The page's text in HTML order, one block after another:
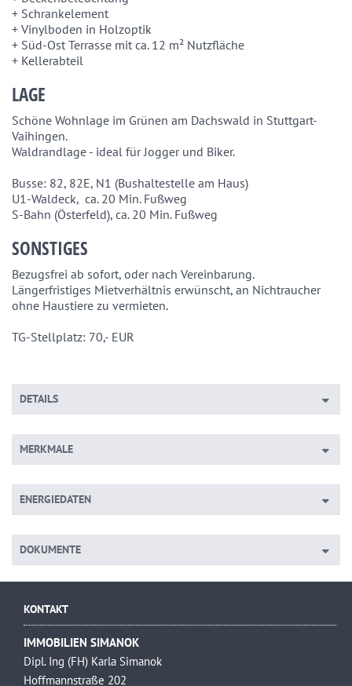
+ Schrankelement
+ Vinylboden in Holzoptik
+ Süd-Ost Terrasse mit ca. 12 m² Nutzfläche
LAGE
Schöne Wohnlage im Grünen am Dachswald in Stuttgart-
Vaihingen.
Waldrandlage - ideal für Jogger und Biker.
Busse: 82, 82E, N1 (Bushaltestelle am Haus)
U1-Waldeck,  ca. 20 Min. Fußweg
SONSTIGES
Bezugsfrei ab sofort, oder nach Vereinbarung.
Längerfristiges Mietverhältnis erwünscht, an Nichtraucher
ohne Haustiere zu vermieten.
TG-Stellplatz: 70,- EUR
DETAILS
MERKMALE
ENERGIEDATEN
DOKUMENTE
KONTAKT
IMMOBILIEN SIMANOK
Dipl. Ing (FH) Karla Simanok
Hoffmannstraße 202